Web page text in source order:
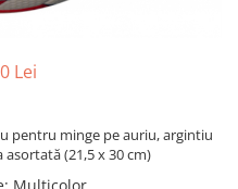
Lei
pentru minge pe auriu, argintiu
(21,5 x 30 cm)